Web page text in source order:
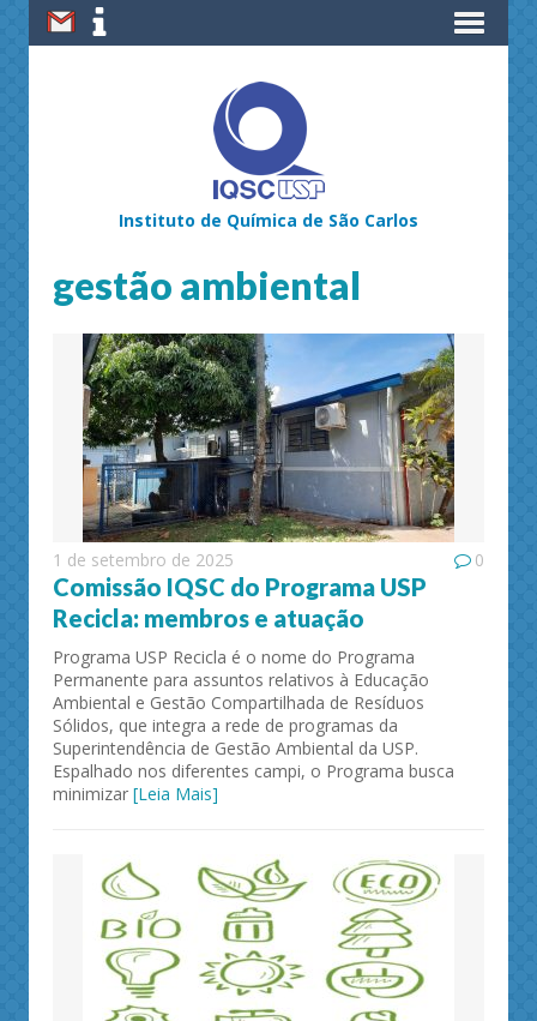
Instituto de Química de São Carlos
gestão ambiental
1 de setembro de 2025 0
Comissão IQSC do Programa USP
Recicla: membros e atuação
Programa USP Recicla é o nome do Programa
Permanente para assuntos relativos à Educação
Ambiental e Gestão Compartilhada de Resíduos
Sólidos, que integra a rede de programas da
Superintendência de Gestão Ambiental da USP.
Espalhado nos diferentes campi, o Programa busca
minimizar [Leia Mais]